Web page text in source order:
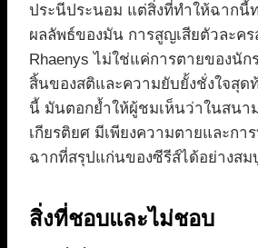
ประนีประนอม แต่สิ่งที่ทำให้ฉากนี้
ผลลัพธ์ของมัน การสูญเสียตัวละค
Rhaenys ไม่ใช่แค่การตายของนั
สิ้นของสติและความยับยั้งชั่งใจสุด
นี้ มันตอกย้ำให้ผู้ชมเห็นว่าในสนา
เกียรติยศ มีเพียงความตายและกา
ฉากที่สรุปแก่นของซีรีส์ได้อย่างส
สิ่งที่ชอบและไม่ชอบ